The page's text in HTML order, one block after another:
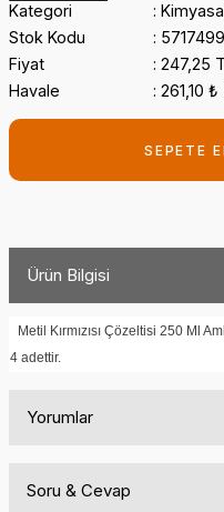
Kategori
Stok Kodu
Fiyat
247,25
Havale
261,10
SEPETE
Ürün Bilgisi
Metil Kırmızısı Çözeltisi 250 Ml
4 adettir.
Yorumlar
Soru & Cevap